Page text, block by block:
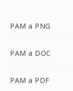
PAM a PNG
PAM a DOC
PAM a PDF